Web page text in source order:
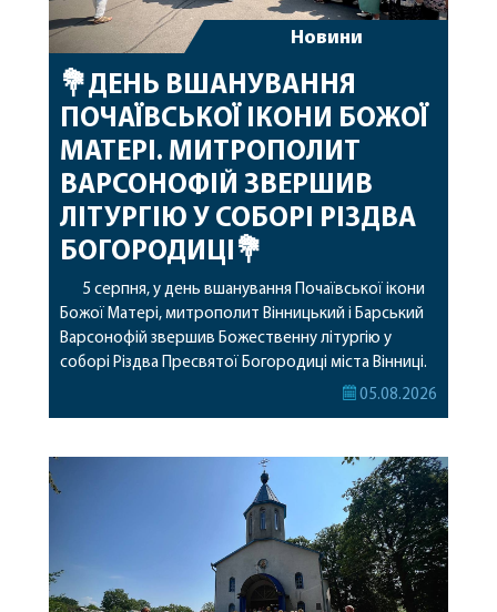
Новини
💐ДЕНЬ ВШАНУВАННЯ
ПОЧАЇВСЬКОЇ ІКОНИ БОЖОЇ
МАТЕРІ. МИТРОПОЛИТ
ВАРСОНОФІЙ ЗВЕРШИВ
ЛІТУРГІЮ У СОБОРІ РІЗДВА
БОГОРОДИЦІ💐
5 серпня, у день вшанування Почаївської ікони
Божої Матері, митрополит Вінницький і Барський
Варсонофій звершив Божественну літургію у
соборі Різдва Пресвятої Богородиці міста Вінниці.
Його Високопреосвященству співслужили
священному сані. Під час богослужіння підносилися
особливі молитви за мир в Україні, за воїнів, які
05.08.2026